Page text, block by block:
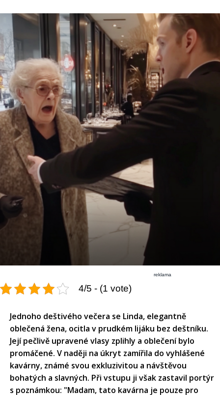
reklama
4/5 - (1 vote)
Jednoho deštivého večera se Linda, elegantně
oblečená žena, ocitla v prudkém lijáku bez deštníku.
Její pečlivě upravené vlasy zplihly a oblečení bylo
promáčené. V naději na úkryt zamířila do vyhlášené
kavárny, známé svou exkluzivitou a návštěvou
bohatých a slavných. Při vstupu ji však zastavil portýr
s poznámkou: "Madam, tato kavárna je pouze pro